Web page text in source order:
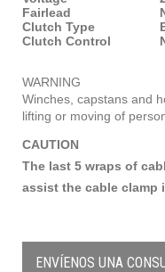
Fairlead
Clutch Type
Clutch Control
WARNING
Winches, capstans and
lifting or moving of
CAUTION
The last 5 wraps of
assist the cable clamp
ENVÍENOS UNA